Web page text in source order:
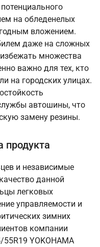
на обледенелых
вложением.
даже на сложных
множества
важно для тех, кто
на городских улицах.
автошины, что
замену резины.
продукта
и независимые
данной
легковых
управляемости и
зимних
компании
YOKOHAMA